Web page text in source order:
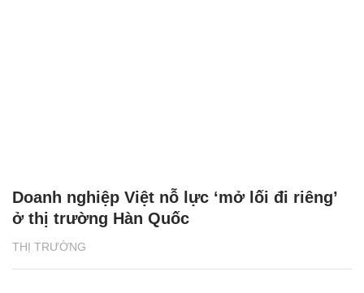
THỊ TRƯỜNG
Doanh nghiệp Việt nỗ lực ‘mở lối đi riêng’
ở thị trường Hàn Quốc